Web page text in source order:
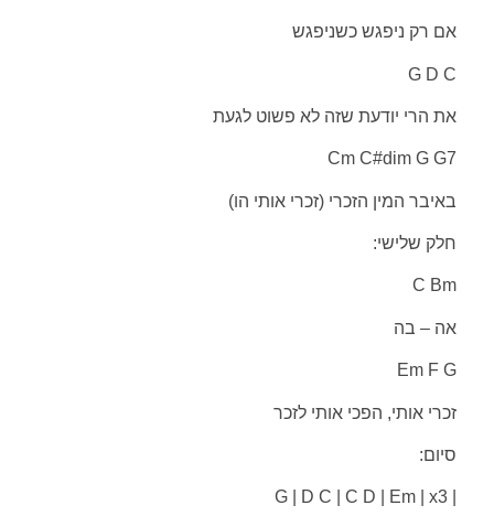
אם רק ניפגש כשניפגש
G D C
את הרי יודעת שזה לא פשוט לגעת
Cm C#dim G G7
באיבר המין הזכרי (זכרי אותי הו)
חלק שלישי:
C Bm
אה – בה
Em F G
זכרי אותי, הפכי אותי לזכר
סיום: